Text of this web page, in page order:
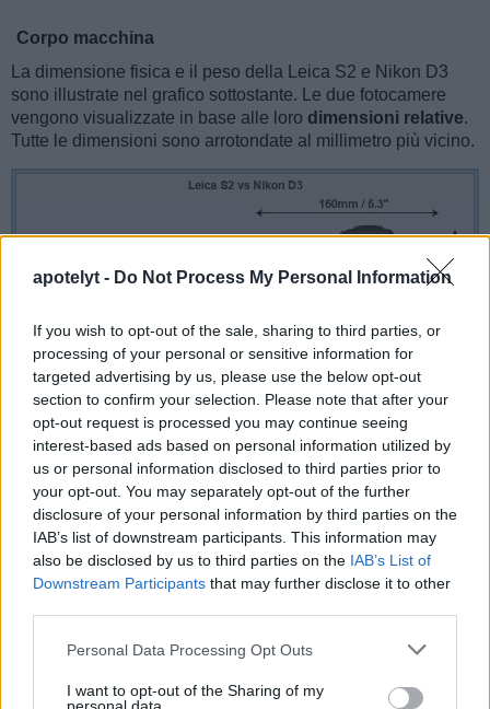
apotelyt - Do Not Process My Personal Information
If you wish to opt-out of the sale, sharing to third parties, or
processing of your personal or sensitive information for
targeted advertising by us, please use the below opt-out
section to confirm your selection. Please note that after your
opt-out request is processed you may continue seeing
interest-based ads based on personal information utilized by
us or personal information disclosed to third parties prior to
your opt-out. You may separately opt-out of the further
disclosure of your personal information by third parties on the
IAB’s list of downstream participants. This information may
also be disclosed by us to third parties on the IAB’s List of
Downstream Participants that may further disclose it to other
Please note that this website/app uses one or more Google
not limited to your visit or usage behaviour. You may click to
Personal Data Processing Opt Outs
I want to opt-out of the Sharing of my
Corpo macchina
La dimensione fisica e il peso della Leica S2 e Nikon D3
sono illustrate nel grafico sottostante. Le due fotocamere
vengono visualizzate in base alle loro dimensioni relative.
Tutte le dimensioni sono arrotondate al millimetro più vicino.